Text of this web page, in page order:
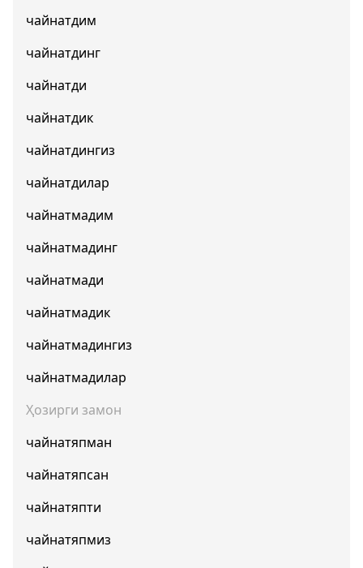
чайнатдим
чайнатдинг
чайнатди
чайнатдик
чайнатдингиз
чайнатдилар
чайнатмадим
чайнатмадинг
чайнатмади
чайнатмадик
чайнатмадингиз
чайнатмадилар
Ҳозирги замон
чайнатяпман
чайнатяпсан
чайнатяпти
чайнатяпмиз